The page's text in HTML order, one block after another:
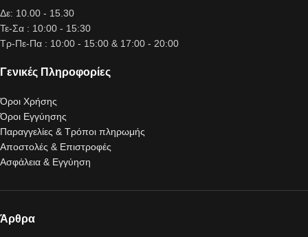
Δε: 10.00 - 15.30
Τε-Σα : 10:00 - 15:30
Τρ-Πε-Πα : 10:00 - 15:00 & 17:00 - 20:00
Γενικές Πληροφορίες
Όροι Χρήσης
Όροι Εγγύησης
Παραγγελίες & Τρόποι πληρωμής
Αποστολές & Επιστροφές
Ασφάλεια & Εγγύηση
Άρθρα